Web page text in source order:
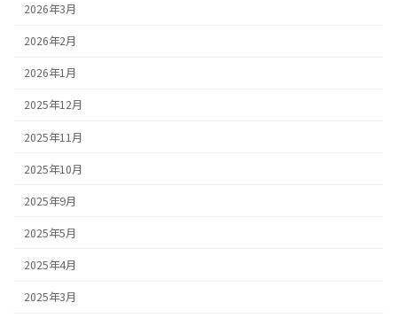
2026年3月
2026年2月
2026年1月
2025年12月
2025年11月
2025年10月
2025年9月
2025年5月
2025年4月
2025年3月